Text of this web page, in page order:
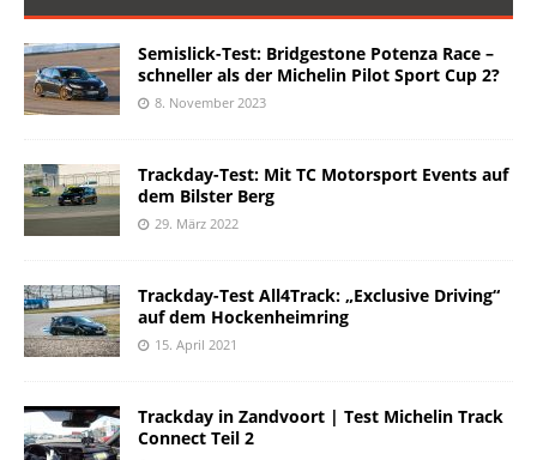
Semislick-Test: Bridgestone Potenza Race –
schneller als der Michelin Pilot Sport Cup 2?
8. November 2023
Trackday-Test: Mit TC Motorsport Events auf
dem Bilster Berg
29. März 2022
Trackday-Test All4Track: „Exclusive Driving“
auf dem Hockenheimring
15. April 2021
Trackday in Zandvoort | Test Michelin Track
Connect Teil 2